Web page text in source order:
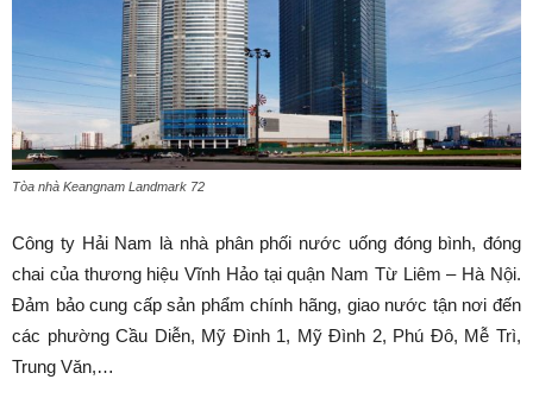
Tòa nhà Keangnam Landmark 72
Công ty Hải Nam là nhà phân phối nước uống đóng bình, đóng
chai của thương hiệu Vĩnh Hảo tại quận Nam Từ Liêm – Hà Nội.
Đảm bảo cung cấp sản phẩm chính hãng, giao nước tận nơi đến
các phường Cầu Diễn, Mỹ Đình 1, Mỹ Đình 2, Phú Đô, Mễ Trì,
Trung Văn,…